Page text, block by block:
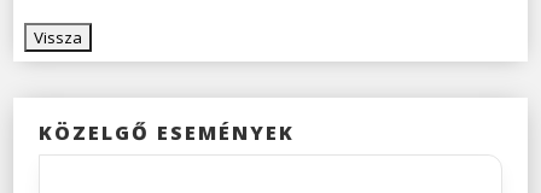
KÖZELGŐ ESEMÉNYEK